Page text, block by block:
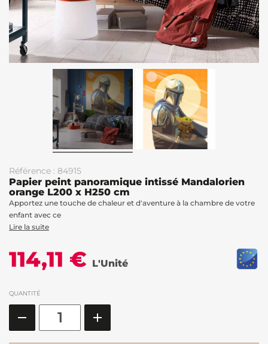
Référence : 84915
Papier peint panoramique intissé Mandalorien
orange L200 x H250 cm
Apportez une touche de chaleur et d'aventure à la chambre de votre
enfant avec ce
Lire la suite
114,11 € L'Unité
QUANTITÉ